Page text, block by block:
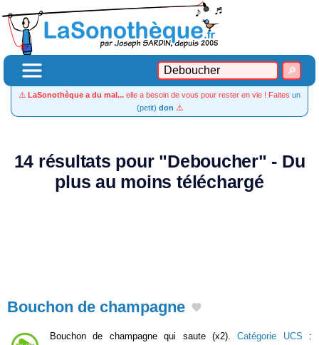
⚠️ LaSonothèque a du mal... elle a besoin de vous pour rester en vie ! Faites un
(petit) don ⚠️
14 résultats pour "Deboucher" - Du
plus au moins téléchargé
Bouchon de champagne
Bouchon de champagne qui saute (x2).Catégorie UCS :